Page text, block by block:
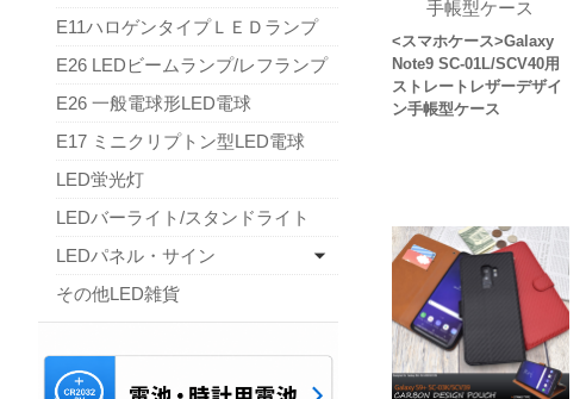
<スマホケース>Galaxy
Note9 SC-01L/SCV40用
ストレートレザーデザイ
ン手帳型ケース
E11ハロゲンタイプＬＥＤランプ
E26 LEDビームランプ/レフランプ
E26 一般電球形LED電球
E17 ミニクリプトン型LED電球
LED蛍光灯
LEDバーライト/スタンドライト
LEDパネル・サイン
その他LED雑貨